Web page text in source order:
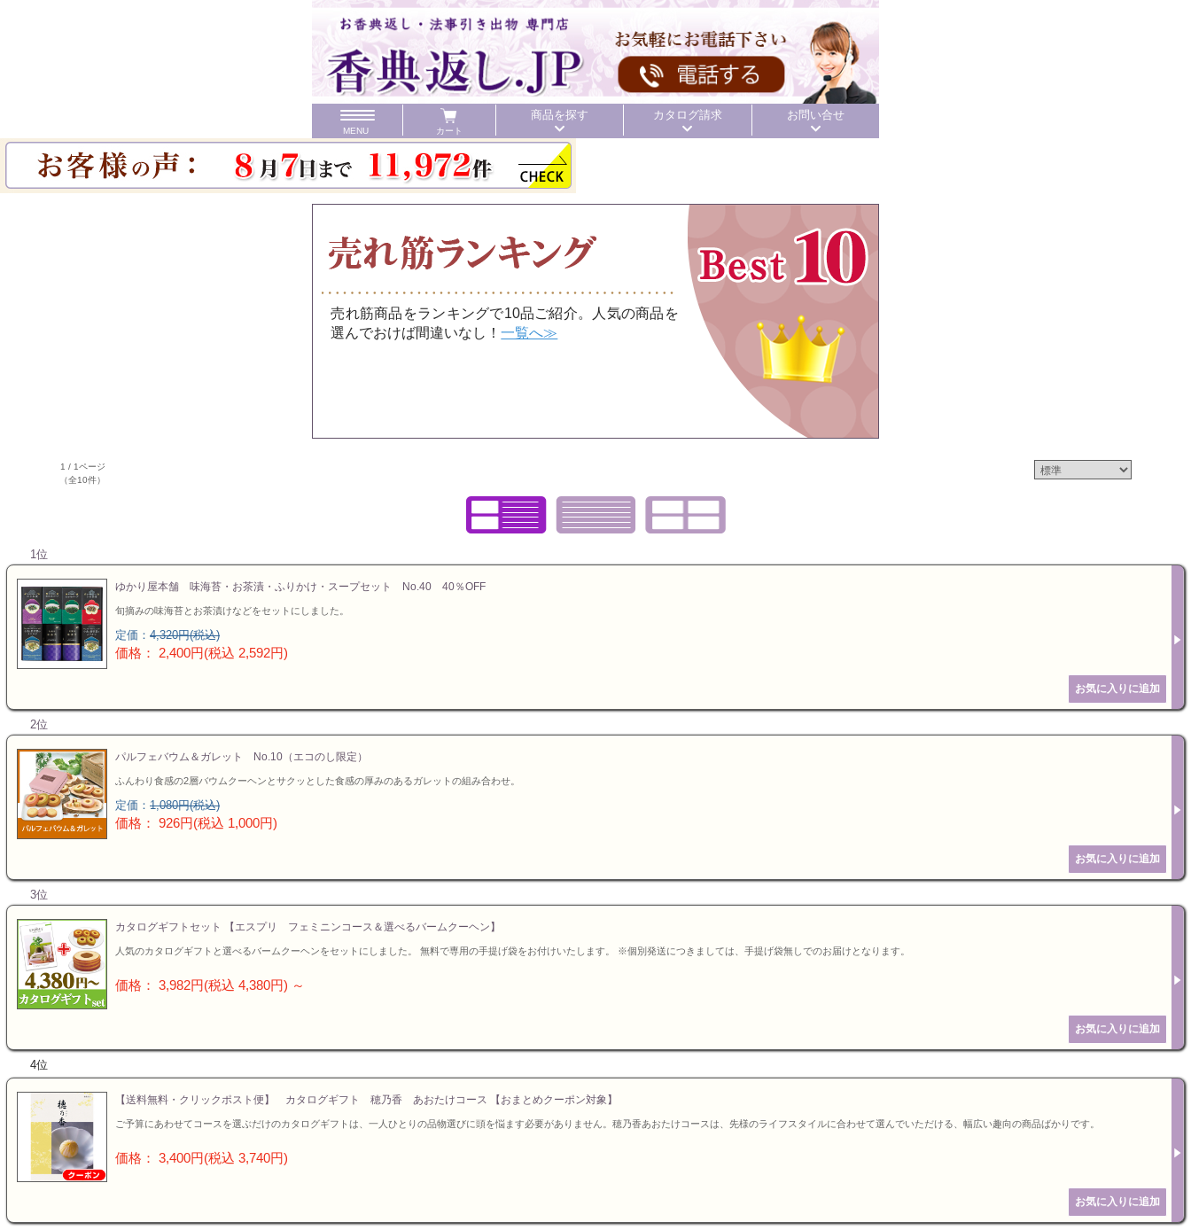
MENU カート
商品を探す
カテゴリ
40%OFF
価格で探す
カタログギフト
特選ギフト
お急ぎ便
頂いた金額
カタログ請求 お問い合せ
TOP > 人気ランキング
売れ筋商品をランキングで10品ご紹介。人気の商品を
選んでおけば間違いなし！一覧へ≫
1 / 1ページ
（全10件）
1位
ゆかり屋本舗 味海苔・お茶漬・ふりかけ・スープセット No.40 40％OFF
旬摘みの味海苔とお茶漬けなどをセットにしました。
定価： 4,320円(税込)
価格： 2,400円(税込 2,592円)
2位
パルフェバウム＆ガレット No.10（エコのし限定）
ふんわり食感の2層バウムクーヘンとサクッとした食感の厚みのあるガレットの組み合わせ。
定価： 1,080円(税込)
価格： 926円(税込 1,000円)
3位
カタログギフトセット 【エスプリ フェミニンコース＆選べるバームクーヘン】
人気のカタログギフトと選べるバームクーヘンをセットにしました。 無料で専用の手提げ袋をお付けいたします。 ※個別発送につきましては、手提げ袋無しでのお届けとなります。
価格： 3,982円(税込 4,380円) ～
4位
【送料無料・クリックポスト便】 カタログギフト 穂乃香 あおたけコース 【おまとめクーポン対象】
ご予算にあわせてコースを選ぶだけのカタログギフトは、一人ひとりの品物選びに頭を悩ます必要がありません。穂乃香あおたけコースは、先様のライフスタイルに合わせて選んでいただける、幅広い趣向の商品ばかりです。
価格： 3,400円(税込 3,740円)